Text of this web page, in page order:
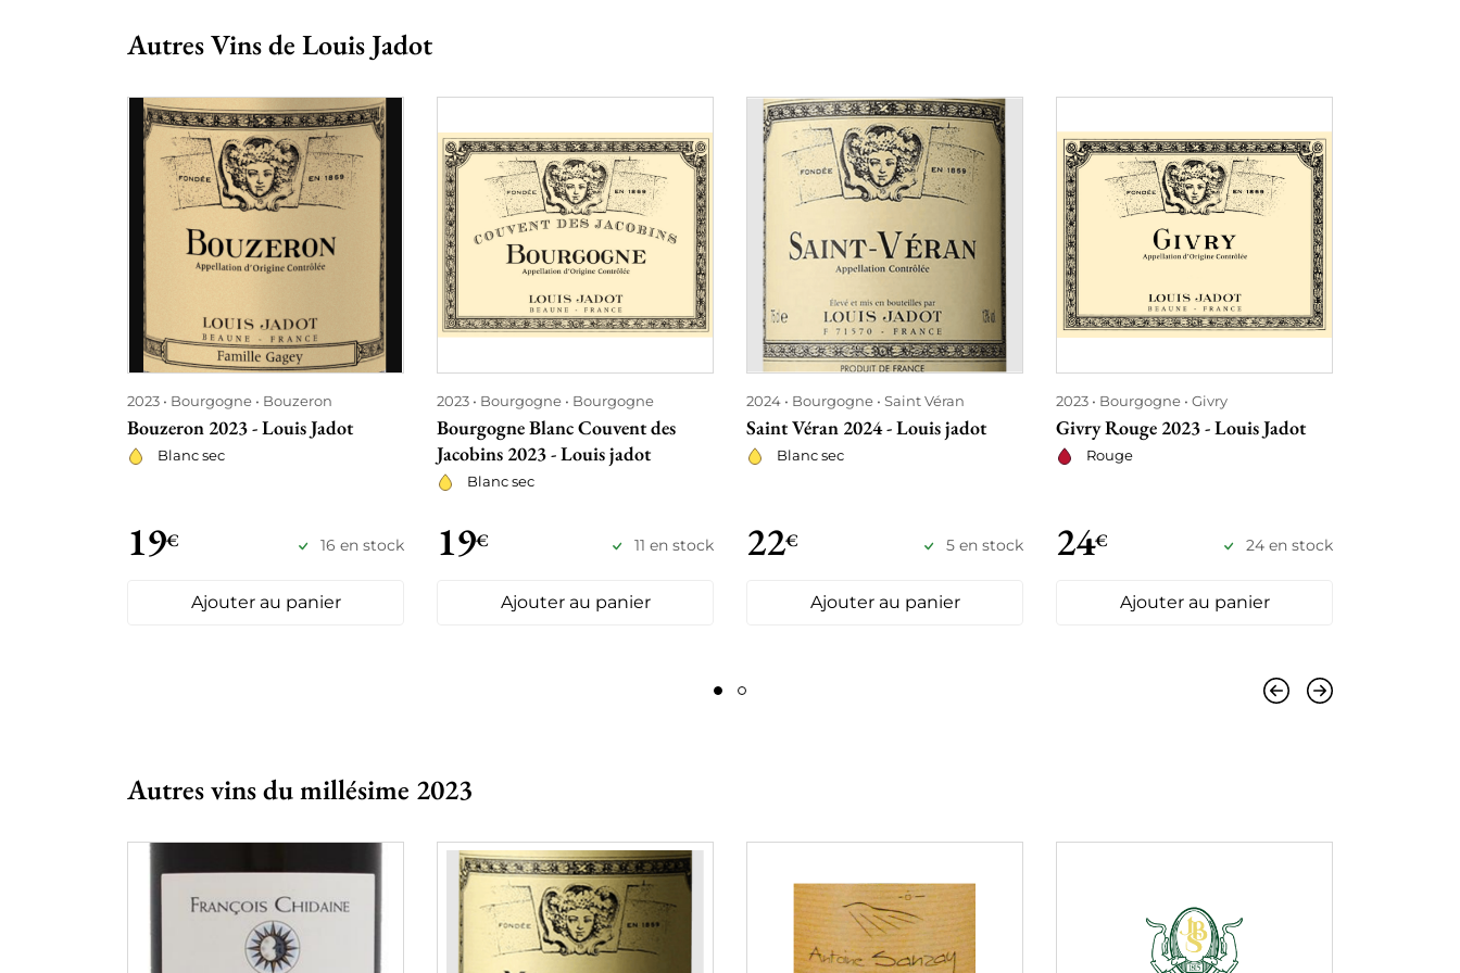
Autres Vins de Louis Jadot
2023 Bourgogne Bouzeron
Bouzeron 2023 - Louis Jadot
Blanc sec
19€ 16 en stock
Ajouter au panier
2023 Bourgogne Bourgogne
Bourgogne Blanc Couvent des
Jacobins 2023 - Louis jadot
Blanc sec
19€ 11 en stock
Ajouter au panier
2024 Bourgogne Saint Véran
Saint Véran 2024 - Louis jadot
Blanc sec
22€ 5 en stock
Ajouter au panier
2023 Bourgogne Givry
Givry Rouge 2023 - Louis Jadot
Rouge
24€ 24 en stock
Ajouter au panier
Autres vins du millésime 2023